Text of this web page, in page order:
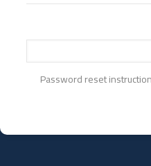
Password reset